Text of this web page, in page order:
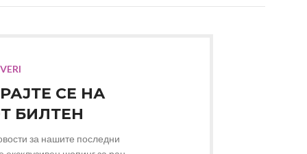
СЕ НА
БИЛТЕН
за нашите последни